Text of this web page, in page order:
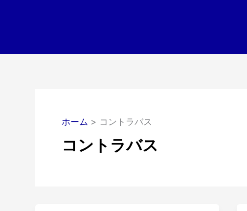
ホーム コントラバス
コントラバス